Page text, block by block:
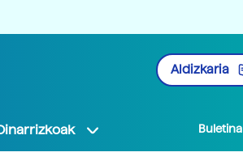
Aldizkaria
Buletina